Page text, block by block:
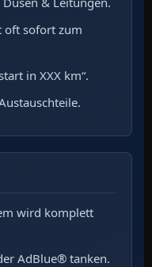
oft sofort zum
in XXX km“.
wird komplett
AdBlue® tanken.